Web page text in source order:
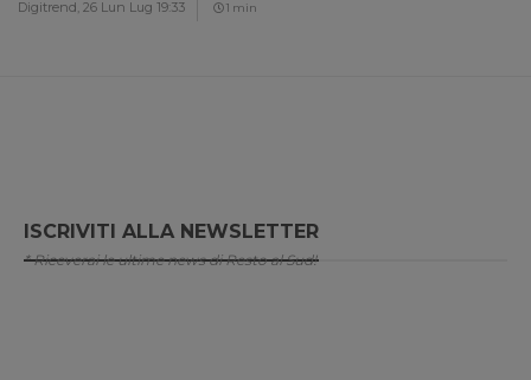
Digitrend, 26 Lun Lug 19:33 1 min
ISCRIVITI ALLA NEWSLETTER
* Riceverai le ultime news di Resto al Sud!